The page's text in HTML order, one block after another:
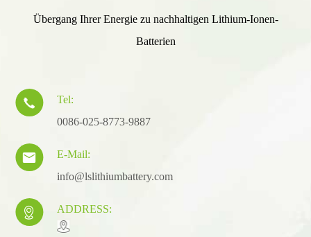
Übergang Ihrer Energie zu nachhaltigen Lithium-Ionen-
Batterien

Tel:
0086-025-8773-9887

E-Mail:
info@lslithiumbattery.com
 ADDRESS: